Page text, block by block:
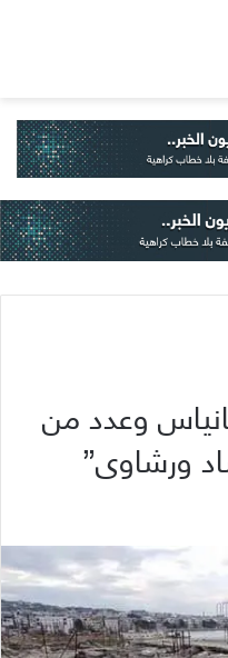
وعدد من
ورشاوى”